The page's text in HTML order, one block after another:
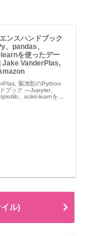
ンスハンドブック
pandas、
を使ったデー
Jake VanderPlas,
菊池彰のPython
ブック ―Jupyter、
、scikit-learnを使
ル)